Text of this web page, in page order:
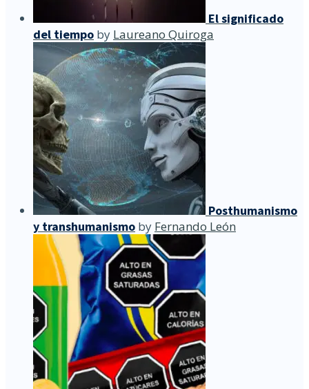
El significado
del tiempo by Laureano Quiroga
Posthumanismo
y transhumanismo by Fernando León